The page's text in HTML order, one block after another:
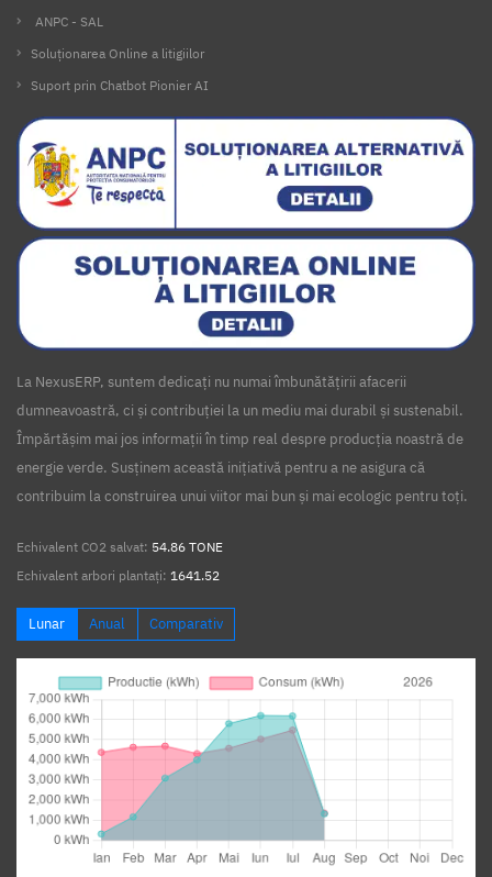
ANPC - SAL
Soluționarea Online a litigiilor
Suport prin Chatbot Pionier AI
La NexusERP, suntem dedicați nu numai îmbunătățirii afacerii
dumneavoastră, ci și contribuției la un mediu mai durabil și sustenabil.
Împărtășim mai jos informații în timp real despre producția noastră de
energie verde. Susținem această inițiativă pentru a ne asigura că
contribuim la construirea unui viitor mai bun și mai ecologic pentru toți.
Echivalent CO2 salvat: 54.86 TONE
Echivalent arbori plantați: 1641.52
Lunar Anual Comparativ